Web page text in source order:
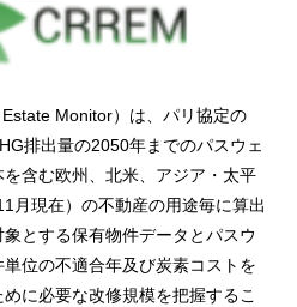
Monitor）は、パリ協定の
排出量の2050年までのパスウェ
含む欧州、北米、アジア・太平
月現在）の不動産の用途毎に算出
とする保有物件データとパスウ
位の不適合年及び炭素コストを
に必要な改修規模を把握するこ